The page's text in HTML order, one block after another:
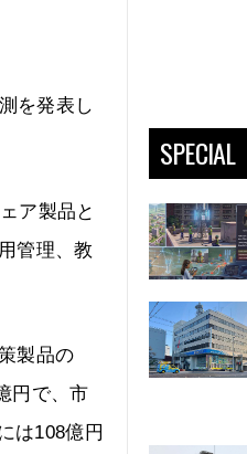
を発表し
ア製品と
管理、教
製品の
円で、市
は108億円
SPECIAL